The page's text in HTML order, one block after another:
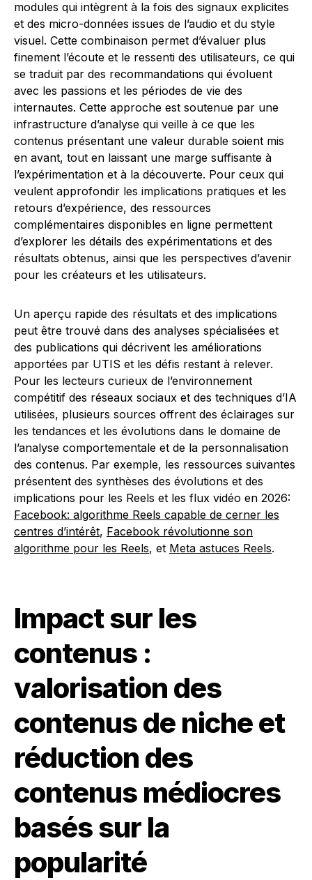
modules qui intègrent à la fois des signaux explicites
et des micro-données issues de l’audio et du style
visuel. Cette combinaison permet d’évaluer plus
finement l’écoute et le ressenti des utilisateurs, ce qui
se traduit par des recommandations qui évoluent
avec les passions et les périodes de vie des
internautes. Cette approche est soutenue par une
infrastructure d’analyse qui veille à ce que les
contenus présentant une valeur durable soient mis
en avant, tout en laissant une marge suffisante à
l’expérimentation et à la découverte. Pour ceux qui
veulent approfondir les implications pratiques et les
retours d’expérience, des ressources
complémentaires disponibles en ligne permettent
d’explorer les détails des expérimentations et des
résultats obtenus, ainsi que les perspectives d’avenir
pour les créateurs et les utilisateurs.
Un aperçu rapide des résultats et des implications
peut être trouvé dans des analyses spécialisées et
des publications qui décrivent les améliorations
apportées par UTIS et les défis restant à relever.
Pour les lecteurs curieux de l’environnement
compétitif des réseaux sociaux et des techniques d’IA
utilisées, plusieurs sources offrent des éclairages sur
les tendances et les évolutions dans le domaine de
l’analyse comportementale et de la personnalisation
des contenus. Par exemple, les ressources suivantes
présentent des synthèses des évolutions et des
implications pour les Reels et les flux vidéo en 2026:
Facebook: algorithme Reels capable de cerner les
centres d’intérêt, Facebook révolutionne son
algorithme pour les Reels, et Meta astuces Reels.
Impact sur les
contenus :
valorisation des
contenus de niche et
réduction des
contenus médiocres
basés sur la
popularité